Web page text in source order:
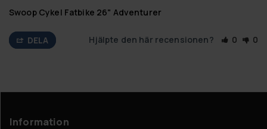
Swoop Cykel Fatbike 26" Adventurer
DELA Hjälpte den här recensionen? 0 0
Information